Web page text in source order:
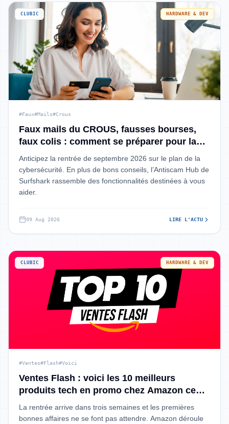
CLUBIC HARDWARE & DEV
#Faux#Mails#Crous
Faux mails du CROUS, fausses bourses,
faux colis : comment se préparer pour la
rentrée ?
Anticipez la rentrée de septembre 2026 sur le plan de la
cybersécurité. En plus de bons conseils, l’Antiscam Hub de
Surfshark rassemble des fonctionnalités destinées à vous
aider.
09 Aug 2026 LIRE L'ACTU
CLUBIC HARDWARE & DEV
#Ventes#Flash#Voici
Ventes Flash : voici les 10 meilleurs
produits tech en promo chez Amazon ce
week-end
La rentrée arrive dans trois semaines et les premières
bonnes affaires ne se font pas attendre. Amazon déroule